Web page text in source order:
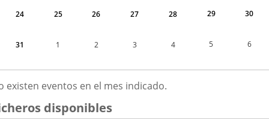
24 25 26 27 28 29 30
31 1 2 3 4 5 6
existen eventos en el mes indicado.
disponibles